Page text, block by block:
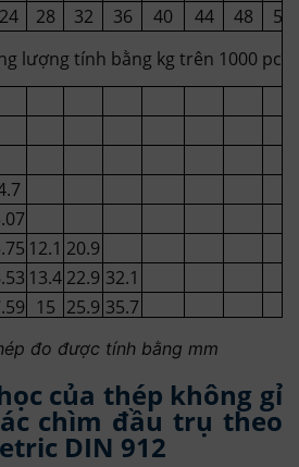
24 28 32 36 40 44 48
52
lượng tính bằng kg trên 1000 pcs
12.1 20.9
13.4 22.9 32.1
15 25.9 35.7
16.9 27.9 39.3 63
9.91 31 58
11 20.934.1 47.3 63 94 129
150
22.9 37.2 51.7 69 97.6 137 161
24.9 0.3 56.1 75
đo được tính bằng mm
của thép không gỉ
chìm đầu trụ theo
DIN 912